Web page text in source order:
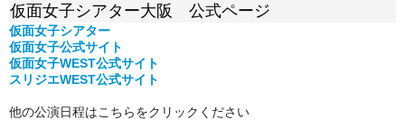
仮面女子シアター大阪 公式ページ
仮面女子シアター
仮面女子公式サイト
仮面女子WEST公式サイト
スリジエWEST公式サイト
他の公演日程はこちらをクリックください